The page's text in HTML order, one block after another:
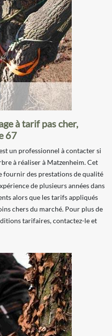
à tarif pas cher,
67
un professionnel à contacter si
à réaliser à Matzenheim. Cet
fournir des prestations de qualité
de plusieurs années dans
alors que les tarifs appliqués
chers du marché. Pour plus de
tarifaires, contactez-le et